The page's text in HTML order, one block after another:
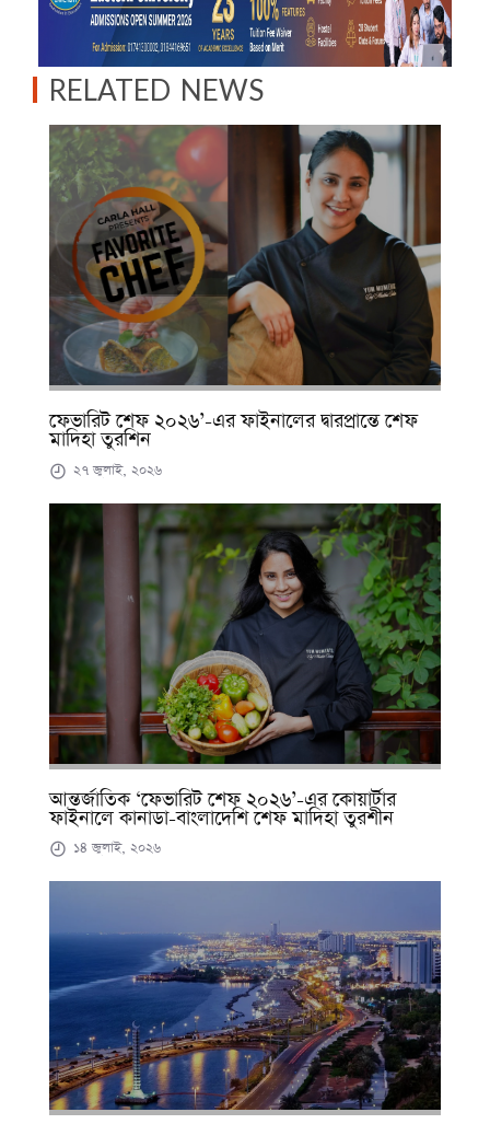
RELATED NEWS
ফেভারিট শেফ ২০২৬’-এর ফাইনালের দ্বারপ্রান্তে শেফ
মাদিহা তুরশিন
২৭ জুলাই, ২০২৬
আন্তর্জাতিক ‘ফেভারিট শেফ ২০২৬’-এর কোয়ার্টার
ফাইনালে কানাডা-বাংলাদেশি শেফ মাদিহা তুরশীন
১৪ জুলাই, ২০২৬